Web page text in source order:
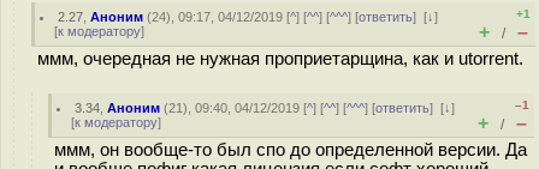
2.27 ,Аноним (24), 09:17, 04/12/2019 [^] [^^] [^^^] [ответить][↓]
[к модератору]
+1
+ / –
ммм, очередная не нужная проприетарщина, как и utorrent.
3.34 ,Аноним (21), 09:40, 04/12/2019 [^] [^^] [^^^] [ответить][↓]
[к модератору]
–1
+ / –
ммм, он вообще-то был спо до определенной версии. Да